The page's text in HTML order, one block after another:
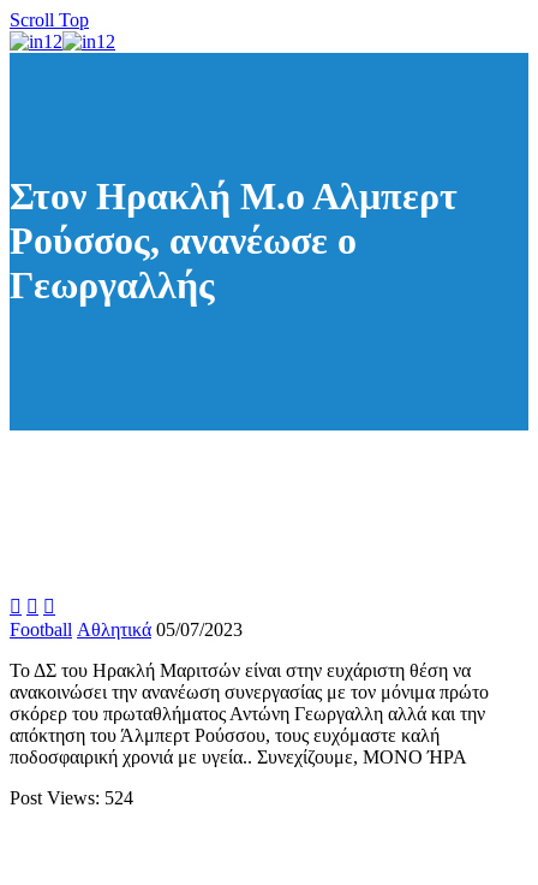
Scroll Top
Στον Ηρακλή Μ.ο Αλμπερτ
Ρούσσος, ανανέωσε ο
Γεωργαλλής
  
Football Αθλητικά 05/07/2023
Το ΔΣ του Ηρακλή Μαριτσών είναι στην ευχάριστη θέση να
ανακοινώσει την ανανέωση συνεργασίας με τον μόνιμα πρώτο
σκόρερ του πρωταθλήματος Αντώνη Γεωργαλλη αλλά και την
απόκτηση του Άλμπερτ Ρούσσου, τους ευχόμαστε καλή
ποδοσφαιρική χρονιά με υγεία.. Συνεχίζουμε, ΜΟΝΟ ΉΡΑ
Post Views: 524